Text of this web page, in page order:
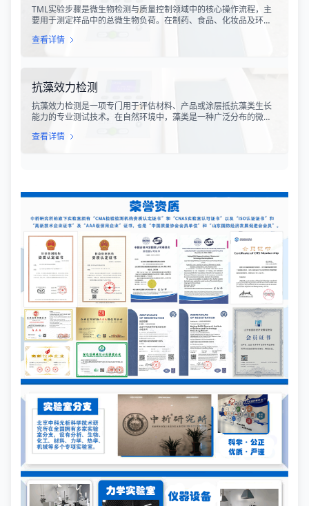
TML实验步骤是微生物检测与质量控制领域中的核心操作流程，主
要用于测定样品中的总微生物负荷。在制药、食品、化妆品及环境
量、安全性以及生产过程控制水平的关键指标。通过对样品中需氧
查看详情
抗藻效力检测
抗藻效力检测是一项专门用于评估材料、产品或涂层抵抗藻类生长
能力的专业测试技术。在自然环境中，藻类是一种广泛分布的微生
形成生物膜。藻类的生长不仅会影响产品的外观，导致表面变色、
查看详情